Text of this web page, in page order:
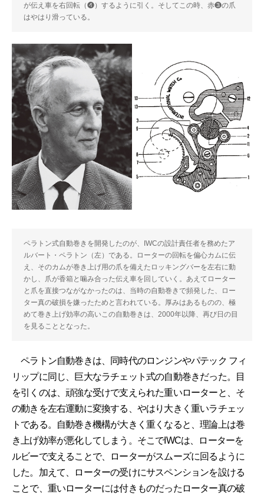
が伝え車を右回転（❹）するように引く。そしてこの時、赤❸の爪
はやはり滑っている。
ペラトン式自動巻きを開発したのが、IWCの設計責任者を務めたア
ルバート・ペラトン（左）である。ローターの回転を偏心カムに伝
え、そのカムが巻き上げ用の爪を備えたロッキングバーを左右に動
かし、爪が香箱と噛み合った伝え車を回していく。あえてローター
と爪を直接つながなかったのは、当時の自動巻きで頻発した、ロー
ター真の破損を嫌ったためと言われている。厚みはあるものの、極
めて巻き上げ効率の高いこの自動巻きは、2000年以降、再び日の目
を見ることとなった。
ペラトン自動巻きは、同時代のロンジンやパテック フィ
リップに同じ、巨大なラチェット式の自動巻きだった。目
を引くのは、頑強な受けで支えられた重いローターと、そ
の動きを左右運動に変換する、やはり大きく重いラチェッ
トである。自動巻き機構が大きく重くなると、理論上は巻
き上げ効率が悪化してしまう。そこでIWCは、ローターを
ルビーで支えることで、ローターがスムーズに回るように
した。加えて、ローターの受けにサスペンションを設ける
ことで、重いローターには付きものだったローター真の破